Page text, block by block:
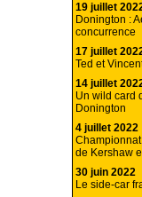
19 juillet
Donington :
concurrence
17 juillet
Ted et
14 juillet
Un wild card
Donington
4 juillet 2022
de Kershaw
30 juin 2022
Le side-car